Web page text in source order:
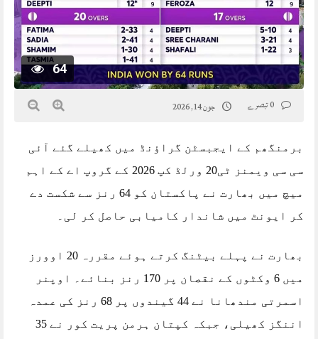
64
جون 14, 2026
برمنگھم کے ایجبسٹن گراؤنڈ میں کھیلے گئے آئی
سی سی ویمنز ٹی20 ورلڈ کپ 2026 کے گروپ اے کے اہم
میچ میں بھارت نے پاکستان کو 64 رنز سے شکست دے
کر ایونٹ میں شاندار کامیابی حاصل کر لی۔
بھارت نے پہلے بیٹنگ کرتے ہوئے مقررہ 20 اوورز
میں 6 وکٹوں کے نقصان پر 170 رنز بنائے۔ اوپنر
اسمرتی مندھانا نے 44 گیندوں پر 68 رنز کی عمدہ
اننگز کھیلی، جبکہ کپتان ہرمن پریت کور نے 35